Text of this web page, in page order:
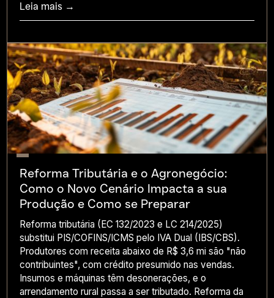
Leia mais →
Reforma Tributária e o Agronegócio:
Como o Novo Cenário Impacta a sua
Produção e Como se Preparar
Reforma tributária (EC 132/2023 e LC 214/2025)
substitui PIS/COFINS/ICMS pelo IVA Dual (IBS/CBS).
Produtores com receita abaixo de R$ 3,6 mi são "não
contribuintes", com crédito presumido nas vendas.
Insumos e máquinas têm desonerações, e o
arrendamento rural passa a ser tributado. Reforma da